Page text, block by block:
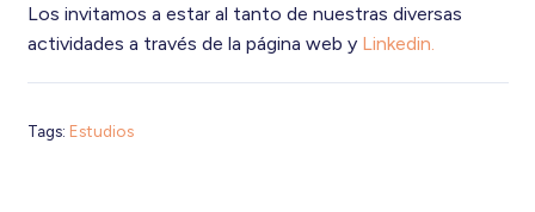
Los invitamos a estar al tanto de nuestras diversas
actividades a través de la página web y Linkedin.
Tags: Estudios